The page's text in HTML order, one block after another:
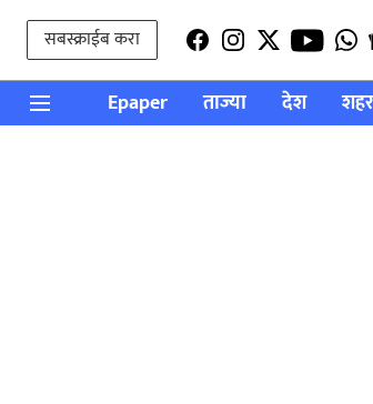
सबस्क्राईब करा
Epaper ताज्या देश शहर